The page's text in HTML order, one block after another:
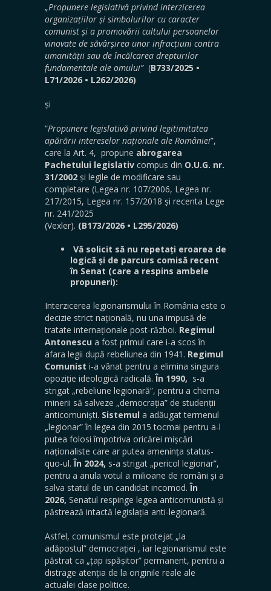
„Propunere legislativă privind interzicerea
organizațiilor și simbolurilor cu caracter
comunist și a promovării cultului persoanelor
vinovate de săvârșirea unor infracțiuni contra
umanității sau de încălcarea drepturilor
fundamentale ale omului” (B733/2025 •
L71/2026 • L262/2026)
și
”Propunere legislativă privind legitimitatea
apărării intereselor naționale ale României”,
care la Art. 4, propune abrogarea
Pachetului legislativ compus din O.U.G. nr.
31/2002 și legile de modificare sau
completare (Legea nr. 107/2006, Legea nr.
217/2015, Legea nr. 157/2018 și recenta Lege
nr. 241/2025
(Vexler). (B173/2026 • L295/2026)
Vă solicit să nu repetați eroarea de
logică și de parcurs comisă recent
în Senat (care a respins ambele
propuneri):
Interzicerea legionarismului în România este o
decizie strict națională, nu una impusă de
tratate internaționale post-război. Regimul
Antonescu a fost primul care i-a scos în
afara legii după rebeliunea din 1941. Regimul
Comunist i-a vânat pentru a elimina singura
opoziție ideologică radicală. În 1990, s-a
strigat „rebeliune legionară”, pentru a chema
minerii să salveze „democrația” de studenții
anticomuniști. Sistemul a adăugat termenul
„legionar” în legea din 2015 tocmai pentru a-l
putea folosi împotriva oricărei mișcări
naționaliste care ar putea amenința status-
quo-ul.În 2024, s-a strigat „pericol legionar”,
pentru a anula votul a milioane de români și a
salva statul de un candidat incomod.În
2026, Senatul respinge legea anticomunistă și
păstrează intactă legislația anti-legionară.
Astfel, comunismul este protejat „la
adăpostul” democrației , iar legionarismul este
păstrat ca „țap ispășitor” permanent, pentru a
distrage atenția de la originile reale ale
actualei clase politice.